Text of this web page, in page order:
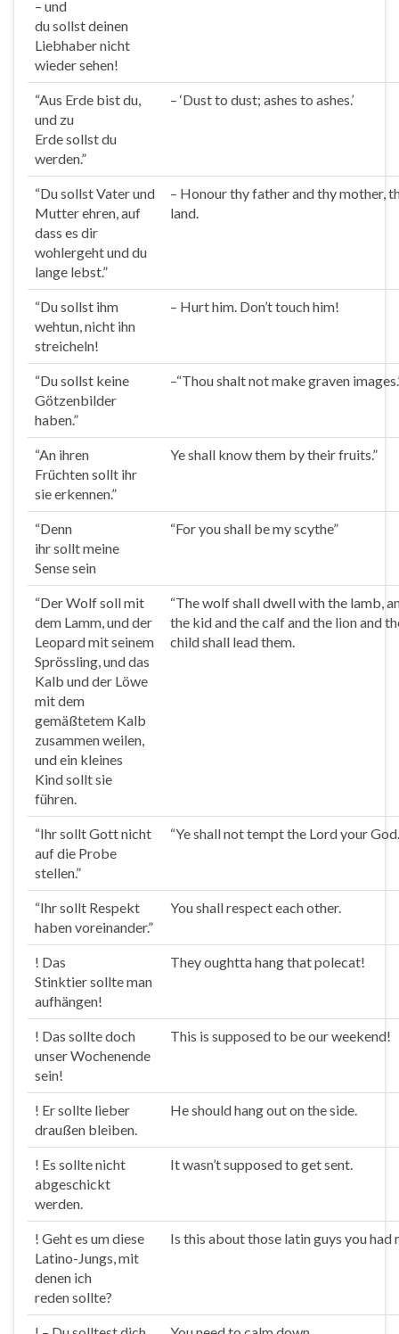
– und
dusollstdeinen
Liebhaber nicht
wieder sehen!
“Aus Erde bist du,
und zu
Erdesollstdu
werden.”
– ‘Dust to dust; ashes to ashes.’
“DusollstVater und
Mutter ehren, auf
dass es dir
wohlergeht und du
lange lebst.”
– Honour thy father and thy mother,
land.
“Dusollst ihm
wehtun, nicht ihn
streicheln!
– Hurt him. Don’t touch him!
“Dusollst keine
Götzenbilder
haben.”
–“Thou shalt not make graven
“An ihren
Früchtensollt ihr
sie erkennen.”
Yeshall know them by their fruits.”
“Denn
ihrsolltmeine
Sense sein
“For youshall be my scythe”
“Der Wolf soll mit
dem Lamm, und der
Leopard mit seinem
Sprössling, und das
Kalb und der Löwe
mit dem
gemäßtetem Kalb
zusammen weilen,
und ein kleines
Kindsolltsie
führen.
“The wolfshalldwell with the lamb,
the kid and the calf and the lion and
childshall lead them.
“IhrsolltGott nicht
auf die Probe
stellen.”
“Yeshallnot tempt the Lord your
“Ihrsollt Respekt
haben voreinander.”
Youshallrespect each other.
! Das
Stinktiersollteman
aufhängen!
They oughtta hang that polecat!
! Das solltedoch
unser Wochenende
sein!
This is supposed to be our weekend!
! Ersollte lieber
draußen bleiben.
He should hang out on the side.
! Es solltenicht
abgeschickt
werden.
It wasn’t supposed to get sent.
! Geht es um diese
Latino-Jungs, mit
denen ich
redensollte?
Is this about those latin guys you had